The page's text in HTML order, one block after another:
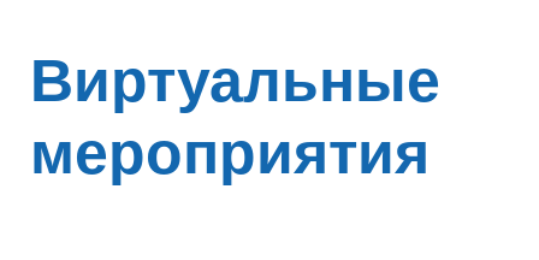
Виртуальные
мероприятия